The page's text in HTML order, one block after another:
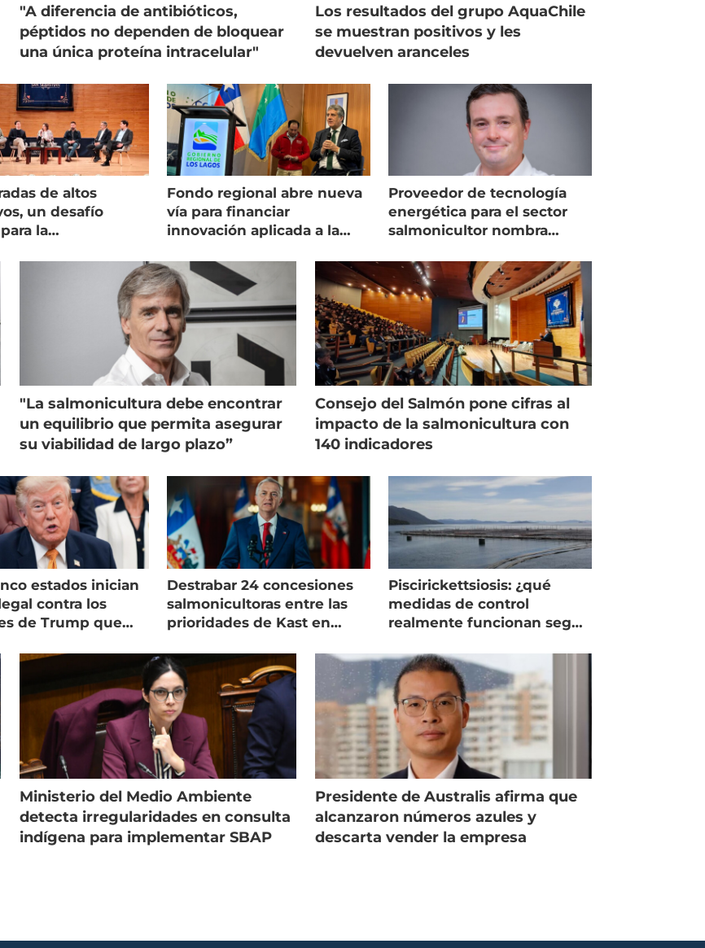
"A diferencia de antibióticos,
péptidos no dependen de bloquear
una única proteína intracelular"
Los resultados del grupo AquaChile
se muestran positivos y les
devuelven aranceles
de altos
un desafío
la
Fondo regional abre nueva
vía para financiar
innovación aplicada a la
Proveedor de tecnología
energética para el sector
salmonicultor nombra
"La salmonicultura debe encontrar
un equilibrio que permita asegurar
su viabilidad de largo plazo”
Consejo del Salmón pone cifras al
impacto de la salmonicultura con
140 indicadores
estados inician
contra los
de Trump que
Destrabar 24 concesiones
salmonicultoras entre las
prioridades de Kast en
Piscirickettsiosis: ¿qué
medidas de control
realmente funcionan según
Ministerio del Medio Ambiente
detecta irregularidades en consulta
indígena para implementar SBAP
Presidente de Australis afirma que
alcanzaron números azules y
descarta vender la empresa